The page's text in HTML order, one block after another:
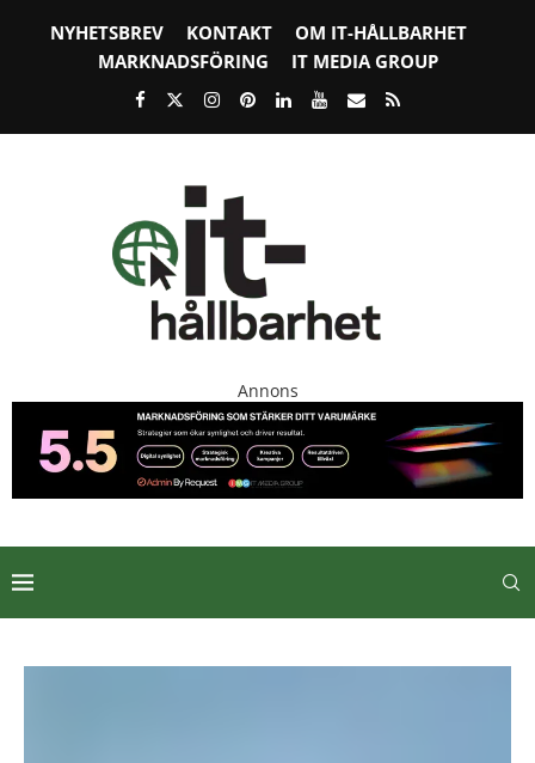
NYHETSBREV KONTAKT
OM IT-HÅLLBARHET
MARKNADSFÖRING
IT MEDIA GROUP
Annons